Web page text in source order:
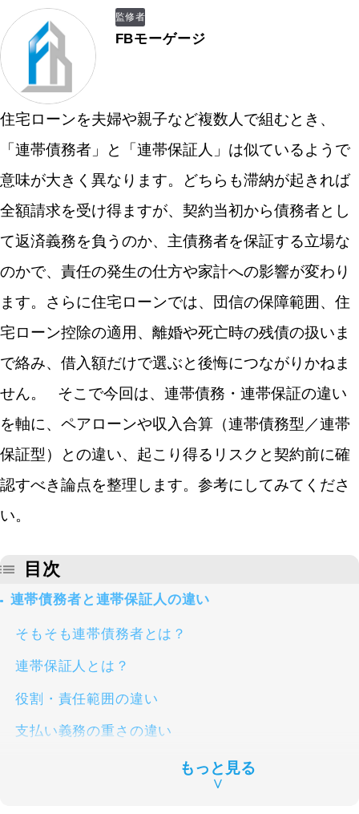
監修者
FBモーゲージ
住宅ローンを夫婦や親子など複数人で組むとき、
「連帯債務者」と「連帯保証人」は似ているようで
意味が大きく異なります。どちらも滞納が起きれば
全額請求を受け得ますが、契約当初から債務者とし
て返済義務を負うのか、主債務者を保証する立場な
のかで、責任の発生の仕方や家計への影響が変わり
ます。さらに住宅ローンでは、団信の保障範囲、住
宅ローン控除の適用、離婚や死亡時の残債の扱いま
で絡み、借入額だけで選ぶと後悔につながりかねま
せん。
そこで今回は、連帯債務・連帯保証の違い
を軸に、ペアローンや収入合算（連帯債務型／連帯
保証型）との違い、起こり得るリスクと契約前に確
認すべき論点を整理します。参考にしてみてくださ
い。
目次
連帯債務者と連帯保証人の違い
そもそも連帯債務者とは？
連帯保証人とは？
役割・責任範囲の違い
支払い義務の重さの違い
住宅ローンでの位置づけの違いもっと見る
∨